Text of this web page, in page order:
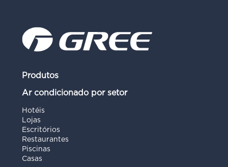
Produtos
Ar condicionado por setor
Hotéis
Lojas
Escritórios
Restaurantes
Piscinas
Casas